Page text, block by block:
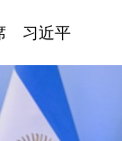
习近平